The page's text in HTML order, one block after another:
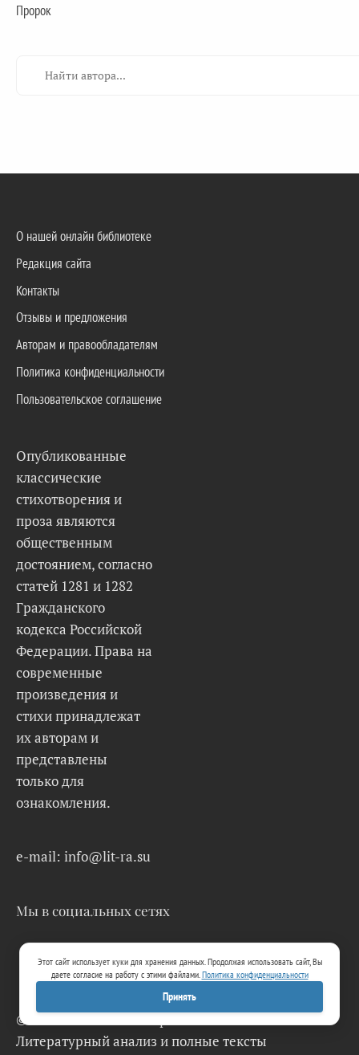
Пророк
О нашей онлайн библиотеке
Редакция сайта
Контакты
Отзывы и предложения
Авторам и правообладателям
Политика конфиденциальности
Пользовательское соглашение
Опубликованные
классические
стихотворения и
проза являются
общественным
достоянием, согласно
статей 1281 и 1282
Гражданского
кодекса Российской
Федерации. Права на
современные
произведения и
стихи принадлежат
их авторам и
представлены
только для
ознакомления.
e-mail: info@lit-ra.su
Мы в социальных сетях
© 2026 Lit-Ra.su. Электронная библиотека.
Литературный анализ и полные тексты
Этот сайт использует куки для хранения данных. Продолжая использовать сайт, Вы
даете согласие на работу с этими файлами.Политика конфиденциальности
Принять